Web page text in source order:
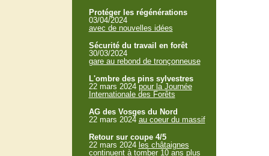
Protéger les régénérations
03/04/2024
avec de nouvelles idées
Sécurité du travail en forêt
30/03/2024
gare au rebond de tronçonneuse
L'ombre des pins sylvestres
22 mars 2024 pour la Journée
Internationale des Forêts
AG des Vosges du Nord
22 mars 2024 au coeur du massif
Retour sur coupe 4/5
22 mars 2024 les châtaignes
continuent à tomber 10 ans plus